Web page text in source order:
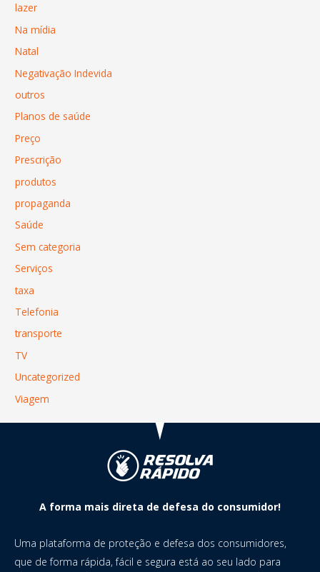
lazer
Na mídia
Natal
Negativação Indevida
outros
Planos de saúde
Preço
Prescrição
produtos
propaganda
Saúde
Sem categoria
Serviços
taxa
Telefonia
transporte
TV
Uncategorized
Viagem
A forma mais direta de defesa do consumidor!
Uma plataforma de proteção e defesa dos consumidores,
que de forma rápida, fácil e segura está ao seu lado para